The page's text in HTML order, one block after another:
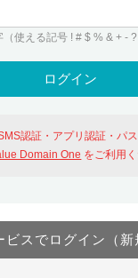
Value Domainにログイン
ンタルサーバーを含む最新
Domain Oneにログ
使える記号 ! # $ % & + - ?
認証・アプリ認証・パ
Domain One をご利用く
ビスでログイン（新